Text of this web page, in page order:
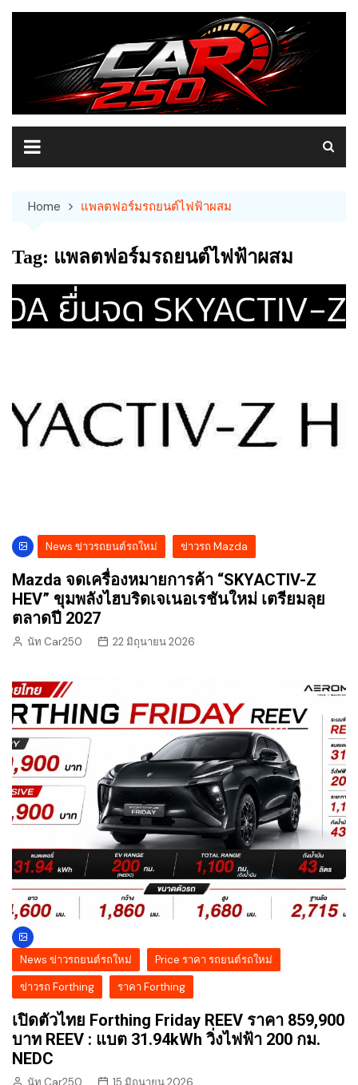
Skip
Home แพลตฟอร์มรถยนต์ไฟฟ้าผสม
Tag: แพลตฟอร์มรถยนต์ไฟฟ้าผสม
News ข่าวรถยนต์รถใหม่ ข่าวรถ Mazda
Mazda จดเครื่องหมายการค้า “SKYACTIV-Z
HEV” ขุมพลังไฮบริดเจเนอเรชันใหม่ เตรียมลุย
ตลาดปี 2027
นัท Car250 22 มิถุนายน 2026
News ข่าวรถยนต์รถใหม่
Price ราคา รถยนต์รถใหม่
ข่าวรถ Forthing
ราคา Forthing
เปิดตัวไทย Forthing Friday REEV ราคา 859,900
บาท REEV : แบต 31.94kWh วิ่งไฟฟ้า 200 กม.
NEDC
นัท Car250 15 มิถุนายน 2026